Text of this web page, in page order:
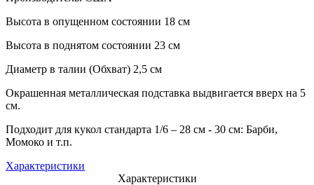
Высота в опущенном состоянии 18 см
Высота в поднятом состоянии 23 см
Диаметр в талии (Обхват) 2,5 см
Окрашенная металлическая подставка выдвигается вверх на 5
см.
Подходит для кукол стандарта 1/6 – 28 см - 30 см: Барби,
Момоко и т.п.
Характеристики
Характеристики